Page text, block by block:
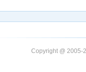
Copyright @